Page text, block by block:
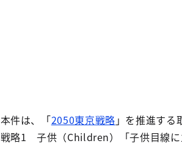
本件は、「2050東京戦略 」を推進する
戦略1 子供（Children）「子供目線に